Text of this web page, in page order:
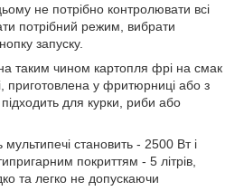
не потрібно контролювати всі
потрібний режим, вибрати
запуску.
таким чином картопля фрі на смак
приготовлена ​​у фритюрниці або з
для курки, риби або
становить - 2500 Вт і
покриттям - 5 літрів,
та легко не допускаючи